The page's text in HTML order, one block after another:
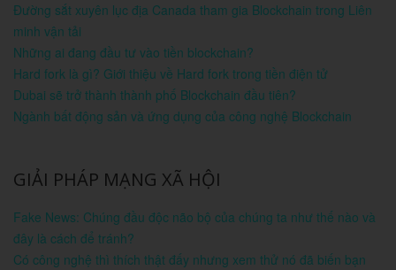
Đường sắt xuyên lục địa Canada tham gia Blockchain trong Liên
minh vận tải
Những ai đang đầu tư vào tiền blockchain?
Hard fork là gì? Giới thiệu về Hard fork trong tiền điện tử
Dubai sẽ trở thành thành phố Blockchain đầu tiên?
Ngành bất động sản và ứng dụng của công nghệ Blockchain
GIẢI PHÁP MẠNG XÃ HỘI
Fake News: Chúng đầu độc não bộ của chúng ta như thế nào và
đây là cách để tránh?
Có công nghệ thì thích thật đấy nhưng xem thử nó đã biến bạn